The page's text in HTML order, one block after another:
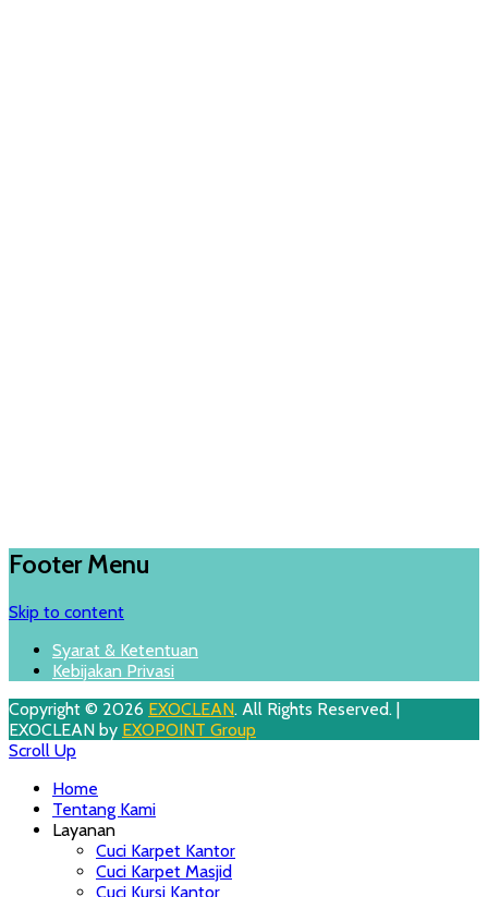
Footer Menu
Skip to content
Syarat & Ketentuan
Kebijakan Privasi
Copyright © 2026 EXOCLEAN. All Rights Reserved. |
EXOCLEAN by EXOPOINT Group
Scroll Up
Home
Tentang Kami
Layanan
Cuci Karpet Kantor
Cuci Karpet Masjid
Cuci Kursi Kantor